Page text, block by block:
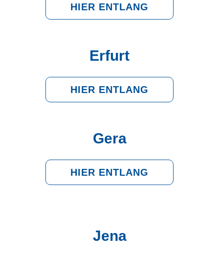
HIER ENTLANG
Erfurt
HIER ENTLANG
Gera
HIER ENTLANG
Jena